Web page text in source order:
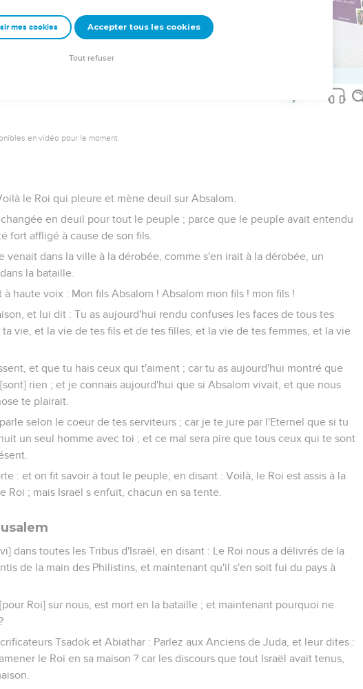
la chambre haute de la porte, et se mit à pleurer, et il disait ainsi en
! mon fils Absalom ! plût à Dieu que je fusse mort moi-même pour toi !
en vidéo pour le moment.
le Roi qui pleure et mène deuil sur Absalom.
en deuil pour tout le peuple ; parce que le peuple avait entendu
fort affligé à cause de son fils.
dans la ville à la dérobée, comme s'en irait à la dérobée, un
la bataille.
haute voix : Mon fils Absalom ! Absalom mon fils ! mon fils !
et lui dit : Tu as aujourd'hui rendu confuses les faces de tous tes
vie, et la vie de tes fils et de tes filles, et la vie de tes femmes, et la vie
et que tu hais ceux qui t'aiment ; car tu as aujourd'hui montré que
rien ; et je connais aujourd'hui que si Absalom vivait, et que nous
te plairait.
selon le coeur de tes serviteurs ; car je te jure par l'Eternel que si tu
un seul homme avec toi ; et ce mal sera pire que tous ceux qui te sont
: et on fit savoir à tout le peuple, en disant : Voilà, le Roi est assis à la
; mais Israël s enfuit, chacun en sa tente.
dans toutes les Tribus d'Israël, en disant : Le Roi nous a délivrés de la
de la main des Philistins, et maintenant qu'il s'en soit fui du pays à
Roi] sur nous, est mort en la bataille ; et maintenant pourquoi ne
Tsadok et Abiathar : Parlez aux Anciens de Juda, et leur dites :
le Roi en sa maison ? car les discours que tout Israël avait tenus,
mes cookies Accepter tous les cookies
Tout refuser